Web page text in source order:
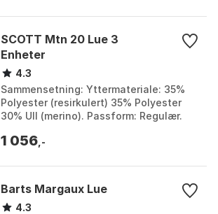
SCOTT Mtn 20 Lue 3
Enheter
4.3
Sammensetning: Yttermateriale: 35%
Polyester (resirkulert) 35% Polyester
30% Ull (merino). Passform: Regulær.
Farge: Acid...
1 056 ,-
Barts Margaux Lue
4.3